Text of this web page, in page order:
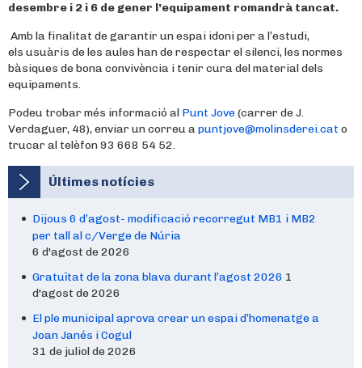
desembre i 2 i 6 de gener l’equipament romandrà tancat.
Amb la finalitat de garantir un espai idoni per a l’estudi,
els usuàris de les aules han de respectar el silenci, les normes
bàsiques de bona convivència i tenir cura del material dels
equipaments.
Podeu trobar més informació al Punt Jove(carrer de J.
Verdaguer, 48), enviar un correu apuntjove@molinsderei.cat o
trucar al telèfon 93 668 54 52.
Últimes notícies
Dijous 6 d’agost- modificació recorregut MB1 i MB2
per tall al c/Verge de Núria
6 d'agost de 2026
Gratuïtat de la zona blava durant l’agost 2026 1
d'agost de 2026
El ple municipal aprova crear un espai d’homenatge a
Joan Janés i Cogul
31 de juliol de 2026